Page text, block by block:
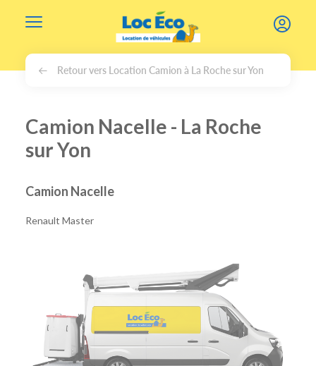
Retour vers Location Camion à La Roche sur Yon
Camion Nacelle - La Roche
sur Yon
Camion Nacelle
Renault Master